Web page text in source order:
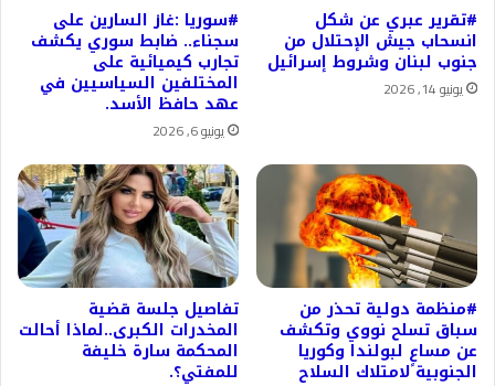
#تقرير عبري عن شكل
انسحاب جيش الإحتلال من
جنوب لبنان وشروط إسرائيل
يونيو 14, 2026
#سوريا :غاز السارين على
سجناء.. ضابط سوري يكشف
تجارب كيميائية على
المختلفين السياسيين في
عهد حافظ الأسد.
يونيو 6, 2026
#منظمة دولية تحذر من
سباق تسلح نووي وتكشف
عن مساعٍ لبولندا وكوريا
الجنوبية لامتلاك السلاح
تفاصيل جلسة قضية
المخدرات الكبرى..لماذا أحالت
المحكمة سارة خليفة
للمفتي؟.